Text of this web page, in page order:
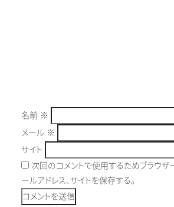
名前 ※
メール ※
サイト
次回のコメントで使用するためブラウザ
ールアドレス、サイトを保存する。